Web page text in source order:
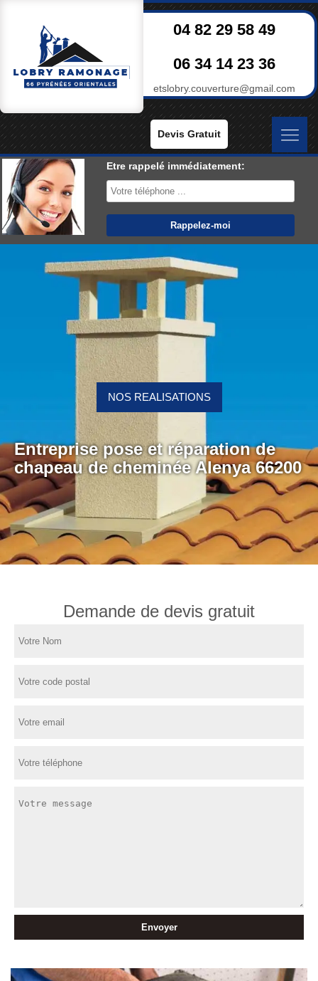
04 82 29 58 49
06 34 14 23 36
etslobry.couverture@gmail.com
Devis Gratuit
Etre rappelé immédiatement:
Entreprise pose et réparation de
chapeau de cheminée Alenya 66200
NOS REALISATIONS
Demande de devis gratuit